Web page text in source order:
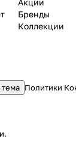
Акции
Бренды
Коллекции
Политики
.